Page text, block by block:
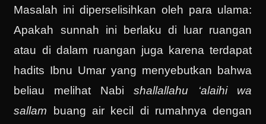
Masalah ini diperselisihkan oleh para ulama:
Apakah sunnah ini berlaku di luar ruangan
atau di dalam ruangan juga karena terdapat
hadits Ibnu Umar yang menyebutkan bahwa
beliau melihat Nabishallallahu ‘alaihi wa
sallam buang air kecil di rumahnya dengan